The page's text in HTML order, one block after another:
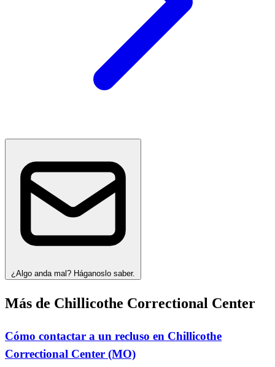
¿Algo anda mal? Háganoslo saber.
Más de Chillicothe Correctional Center
Cómo contactar a un recluso en Chillicothe
Correctional Center (MO)